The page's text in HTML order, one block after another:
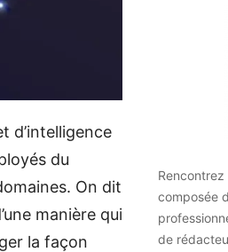
d’intelligence
du
On dit
manière qui
la façon
composée
de